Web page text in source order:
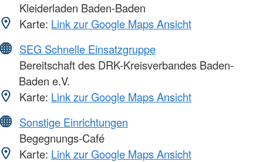
Kleiderladen Baden-Baden
Karte: Link zur Google Maps Ansicht
SEG Schnelle Einsatzgruppe
Bereitschaft des DRK-Kreisverbandes Baden-
Baden e.V.
Karte: Link zur Google Maps Ansicht
Sonstige Einrichtungen
Begegnungs-Café
Karte: Link zur Google Maps Ansicht